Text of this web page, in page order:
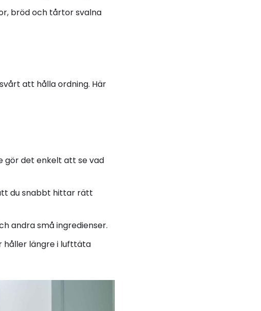
bröd och tårtor svalna
att hålla ordning. Här
gör det enkelt att se vad
du snabbt hittar rätt
andra små ingredienser.
håller längre i lufttäta